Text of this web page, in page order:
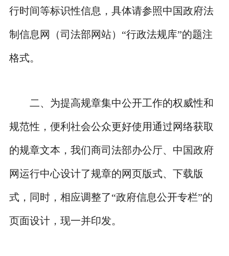
行时间等标识性信息，具体请参照中国政府法
制信息网（司法部网站）“行政法规库”的题注
格式。
二、为提高规章集中公开工作的权威性和
规范性，便利社会公众更好使用通过网络获取
的规章文本，我们商司法部办公厅、中国政府
网运行中心设计了规章的网页版式、下载版
式，同时，相应调整了“政府信息公开专栏”的
页面设计，现一并印发。